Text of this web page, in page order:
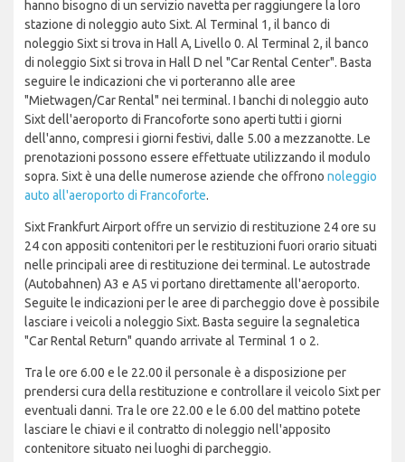
hanno bisogno di un servizio navetta per raggiungere la loro
stazione di noleggio auto Sixt. Al Terminal 1, il banco di
noleggio Sixt si trova in Hall A, Livello 0. Al Terminal 2, il banco
di noleggio Sixt si trova in Hall D nel "Car Rental Center". Basta
seguire le indicazioni che vi porteranno alle aree
"Mietwagen/Car Rental" nei terminal. I banchi di noleggio auto
Sixt dell'aeroporto di Francoforte sono aperti tutti i giorni
dell'anno, compresi i giorni festivi, dalle 5.00 a mezzanotte. Le
prenotazioni possono essere effettuate utilizzando il modulo
sopra. Sixt è una delle numerose aziende che offrono noleggio
auto all'aeroporto di Francoforte.
Sixt Frankfurt Airport offre un servizio di restituzione 24 ore su
24 con appositi contenitori per le restituzioni fuori orario situati
nelle principali aree di restituzione dei terminal. Le autostrade
(Autobahnen) A3 e A5 vi portano direttamente all'aeroporto.
Seguite le indicazioni per le aree di parcheggio dove è possibile
lasciare i veicoli a noleggio Sixt. Basta seguire la segnaletica
"Car Rental Return" quando arrivate al Terminal 1 o 2.
Tra le ore 6.00 e le 22.00 il personale è a disposizione per
prendersi cura della restituzione e controllare il veicolo Sixt per
eventuali danni. Tra le ore 22.00 e le 6.00 del mattino potete
lasciare le chiavi e il contratto di noleggio nell'apposito
contenitore situato nei luoghi di parcheggio.